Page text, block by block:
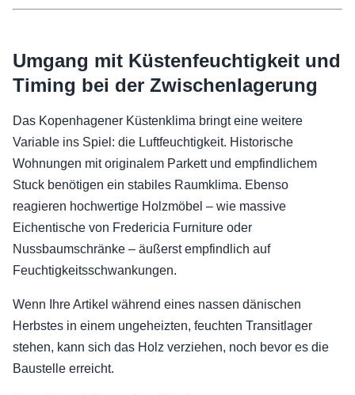
Umgang mit Küstenfeuchtigkeit und
Timing bei der Zwischenlagerung
Das Kopenhagener Küstenklima bringt eine weitere
Variable ins Spiel: die Luftfeuchtigkeit. Historische
Wohnungen mit originalem Parkett und empfindlichem
Stuck benötigen ein stabiles Raumklima. Ebenso
reagieren hochwertige Holzmöbel – wie massive
Eichentische von Fredericia Furniture oder
Nussbaumschränke – äußerst empfindlich auf
Feuchtigkeitsschwankungen.
Wenn Ihre Artikel während eines nassen dänischen
Herbstes in einem ungeheizten, feuchten Transitlager
stehen, kann sich das Holz verziehen, noch bevor es die
Baustelle erreicht.